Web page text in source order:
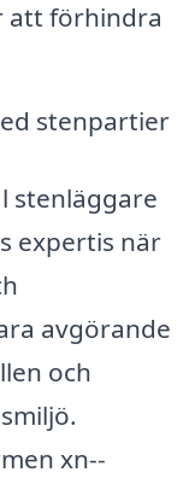
att förhindra
stenpartier
stenläggare
expertis när
avgörande
och
xn--